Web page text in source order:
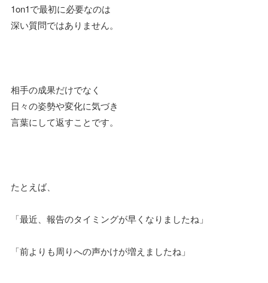
1on1で最初に必要なのは
深い質問ではありません。
相手の成果だけでなく
日々の姿勢や変化に気づき
言葉にして返すことです。
たとえば、
「最近、報告のタイミングが早くなりましたね」
「前よりも周りへの声かけが増えましたね」